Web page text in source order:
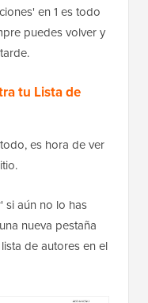
en 1 es todo
puedes volver y
tu Lista de
es hora de ver
si aún no lo has
nueva pestaña
de autores en el